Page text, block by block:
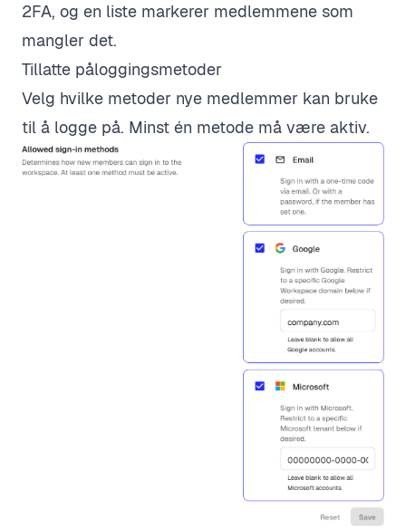
2FA, og en liste markerer medlemmene som
mangler det.
Tillatte påloggingsmetoder
Velg hvilke metoder nye medlemmer kan bruke
til å logge på. Minst én metode må være aktiv.